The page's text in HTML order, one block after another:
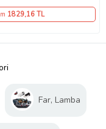
1829,16 TL
Far, Lamba